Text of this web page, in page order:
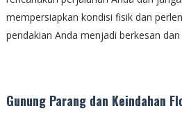
mempersiapkan kondisi fisik dan
pendakian Anda menjadi berkesan dan
Gunung Parang dan Keindahan